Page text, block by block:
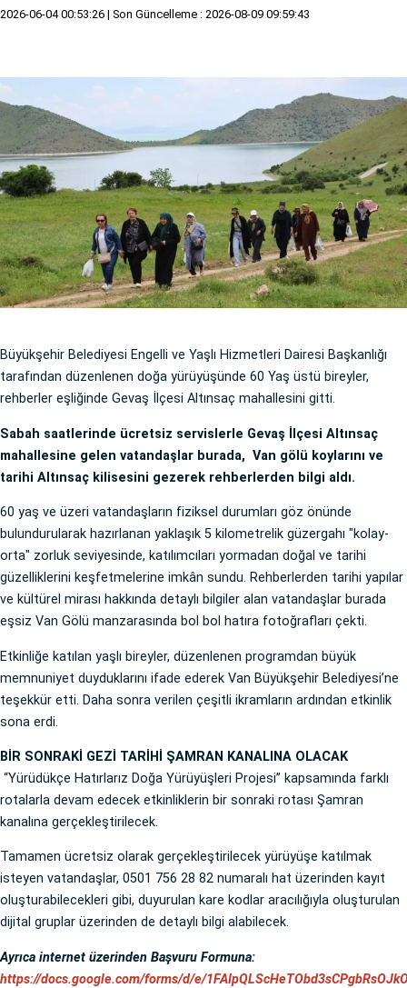
2026-06-04 00:53:26 | Son Güncelleme : 2026-08-09 09:59:43
Büyükşehir Belediyesi Engelli ve Yaşlı Hizmetleri Dairesi Başkanlığı
tarafından düzenlenen doğa yürüyüşünde 60 Yaş üstü bireyler,
rehberler eşliğinde Gevaş İlçesi Altınsaç mahallesini gitti.
Sabah saatlerinde ücretsiz servislerle Gevaş İlçesi Altınsaç
mahallesine gelen vatandaşlar burada, Van gölü koylarını ve
tarihi Altınsaç kilisesini gezerek rehberlerden bilgi aldı.
60 yaş ve üzeri vatandaşların fiziksel durumları göz önünde
bulundurularak hazırlanan yaklaşık 5 kilometrelik güzergahı "kolay-
orta" zorluk seviyesinde, katılımcıları yormadan doğal ve tarihi
güzelliklerini keşfetmelerine imkân sundu. Rehberlerden tarihi yapılar
ve kültürel mirası hakkında detaylı bilgiler alan vatandaşlar burada
eşsiz Van Gölü manzarasında bol bol hatıra fotoğrafları çekti.
Etkinliğe katılan yaşlı bireyler, düzenlenen programdan büyük
memnuniyet duyduklarını ifade ederek Van Büyükşehir Belediyesi’ne
teşekkür etti. Daha sonra verilen çeşitli ikramların ardından etkinlik
sona erdi.
BİR SONRAKİ GEZİ TARİHİ ŞAMRAN KANALINA OLACAK
“Yürüdükçe Hatırlarız Doğa Yürüyüşleri Projesi” kapsamında farklı
rotalarla devam edecek etkinliklerin bir sonraki rotası Şamran
kanalına gerçekleştirilecek.
Tamamen ücretsiz olarak gerçekleştirilecek yürüyüşe katılmak
isteyen vatandaşlar, 0501 756 28 82 numaralı hat üzerinden kayıt
oluşturabilecekleri gibi, duyurulan kare kodlar aracılığıyla oluşturulan
dijital gruplar üzerinden de detaylı bilgi alabilecek.
Ayrıca internet üzerinden Başvuru Formuna:
https://docs.google.com/forms/d/e/